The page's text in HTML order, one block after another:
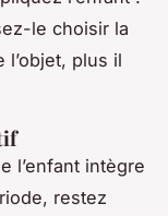
le choisir la
l’objet, plus il
l’enfant intègre
restez